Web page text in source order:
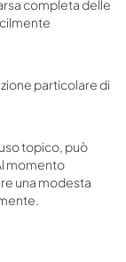
completa delle
particolare di
topico, può
momento
una modesta